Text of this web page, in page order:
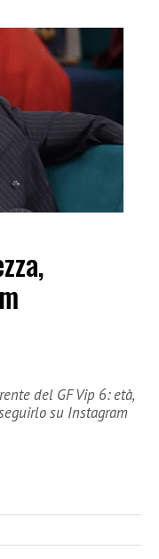
del GF Vip 6: età,
su Instagram